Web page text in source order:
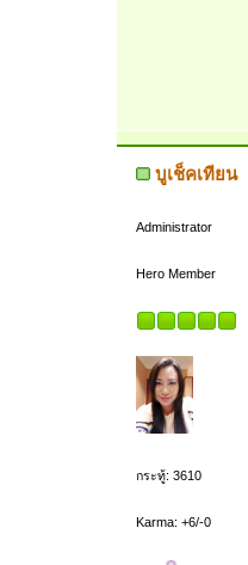
บูเช็คเทียน
Administrator
Hero Member
กระทู้: 3610
Karma: +6/-0